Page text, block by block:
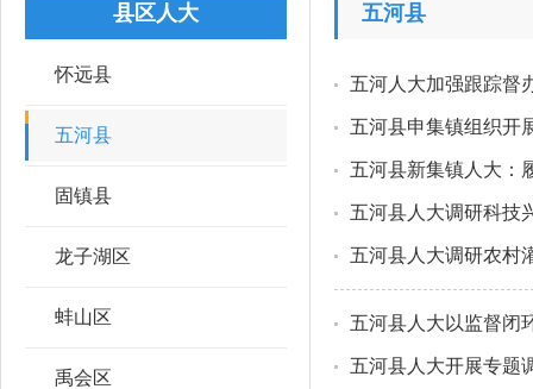
县区人大
怀远县
五河县
固镇县
龙子湖区
蚌山区
禹会区
五河县
五河人大加强跟踪督
五河县申集镇组织开
五河县新集镇人大：
五河县人大调研科技
五河县人大调研农村
五河县人大以监督闭
五河县人大开展专题